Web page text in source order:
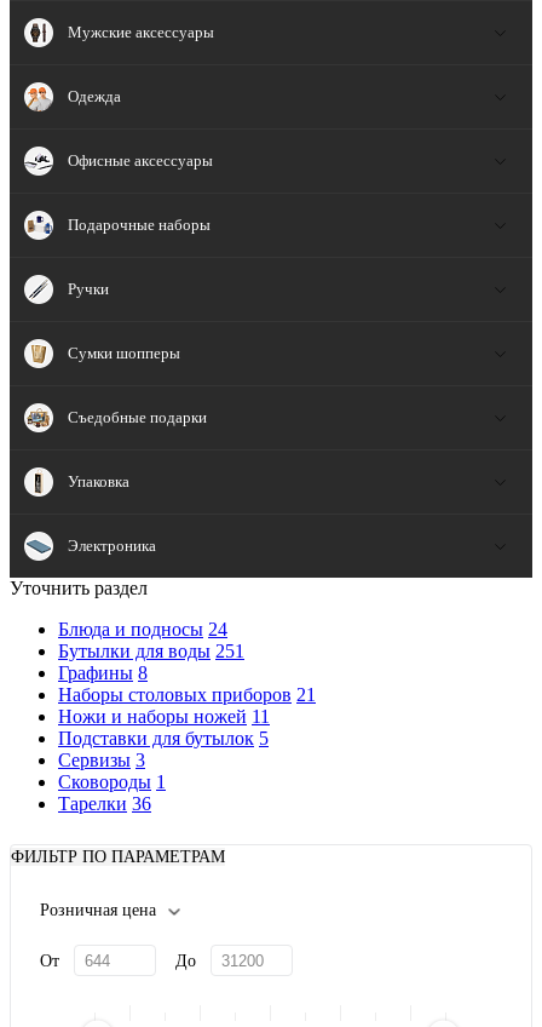
Мужские аксессуары
Одежда
Офисные аксессуары
Подарочные наборы
Ручки
Сумки шопперы
Съедобные подарки
Упаковка
Электроника
Уточнить раздел
Блюда и подносы 24
Бутылки для воды 251
Графины 8
Наборы столовых приборов 21
Ножи и наборы ножей 11
Подставки для бутылок 5
Сервизы 3
Сковороды 1
Тарелки 36
ФИЛЬТР ПО ПАРАМЕТРАМ
Розничная цена
От До